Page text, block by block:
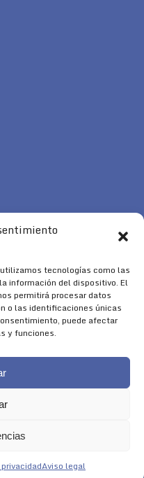
tecnologías como las
información del dispositivo. El
permitirá procesar datos
o las identificaciones únicas
puede afectar
y funciones.
Aviso legal
|Política de Cookies